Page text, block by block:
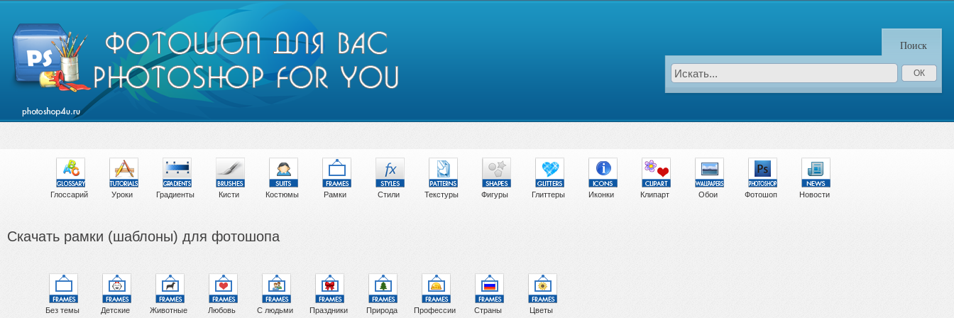
Глоссарий Уроки Градиенты Кисти Костюмы Рамки Стили Текстуры Фигуры Глиттеры Иконки Клипарт Обои Фотошоп Новости
Поиск
Скачать рамки (шаблоны) для фотошопа
Без темы Детские Животные Любовь С людьми Праздники Природа Профессии Страны Цветы